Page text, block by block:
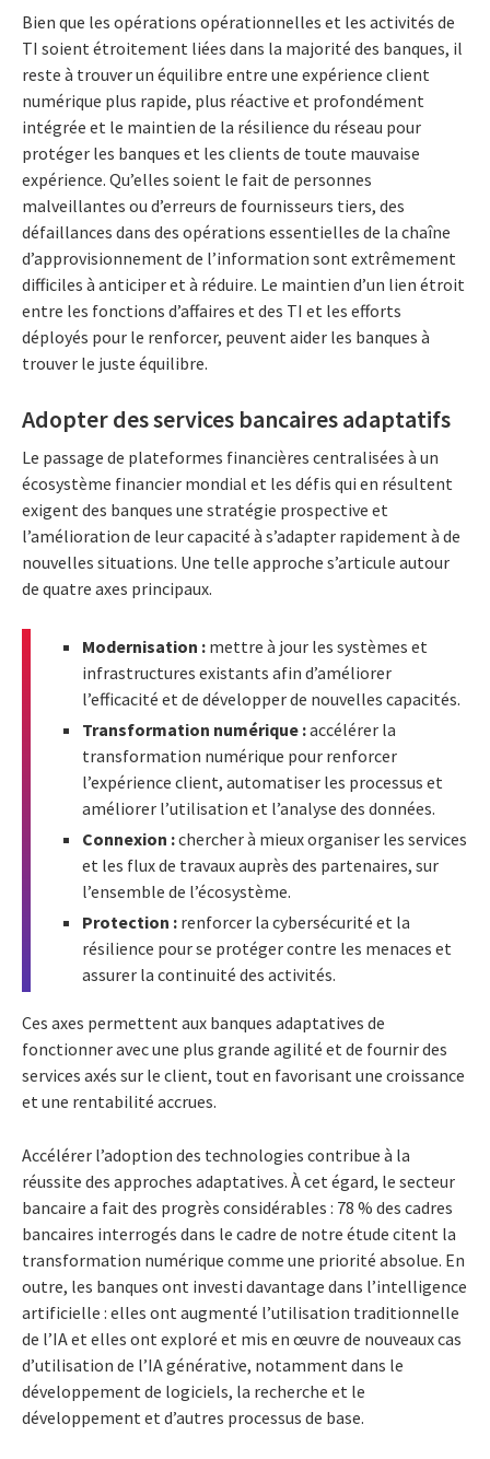
Bien que les opérations opérationnelles et les activités de
TI soient étroitement liées dans la majorité des banques, il
reste à trouver un équilibre entre une expérience client
numérique plus rapide, plus réactive et profondément
intégrée et le maintien de la résilience du réseau pour
protéger les banques et les clients de toute mauvaise
expérience. Qu’elles soient le fait de personnes
malveillantes ou d’erreurs de fournisseurs tiers, des
défaillances dans des opérations essentielles de la chaîne
d’approvisionnement de l’information sont extrêmement
difficiles à anticiper et à réduire. Le maintien d’un lien étroit
entre les fonctions d’affaires et des TI et les efforts
déployés pour le renforcer, peuvent aider les banques à
trouver le juste équilibre.
Adopter des services bancaires adaptatifs
Le passage de plateformes financières centralisées à un
écosystème financier mondial et les défis qui en résultent
exigent des banques une stratégie prospective et
l’amélioration de leur capacité à s’adapter rapidement à de
nouvelles situations. Une telle approche s’articule autour
de quatre axes principaux.
Modernisation : mettre à jour les systèmes et
infrastructures existants afin d’améliorer
l’efficacité et de développer de nouvelles capacités.
Transformation numérique :accélérer la
transformation numérique pour renforcer
l’expérience client, automatiser les processus et
améliorer l’utilisation et l’analyse des données.
Connexion :chercher à mieux organiser les services
et les flux de travaux auprès des partenaires, sur
l’ensemble de l’écosystème.
Protection : renforcer la cybersécurité et la
résilience pour se protéger contre les menaces et
assurer la continuité des activités.
Ces axes permettent aux banques adaptatives de
fonctionner avec une plus grande agilité et de fournir des
services axés sur le client, tout en favorisant une croissance
et une rentabilité accrues.
Accélérer l’adoption des technologies contribue à la
réussite des approches adaptatives. À cet égard, le secteur
bancaire a fait des progrès considérables : 78 % des cadres
bancaires interrogés dans le cadre de notre étude citent la
transformation numérique comme une priorité absolue. En
outre, les banques ont investi davantage dans l’intelligence
artificielle : elles ont augmenté l’utilisation traditionnelle
de l’IA et elles ont exploré et mis en œuvre de nouveaux cas
d’utilisation de l’IA générative, notamment dans le
développement de logiciels, la recherche et le
développement et d’autres processus de base.